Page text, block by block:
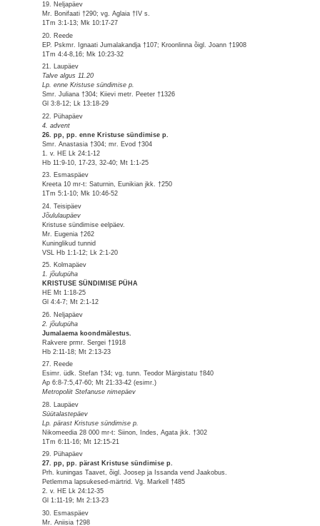
19. Neljapäev
Mr. Bonifaati †290; vg. Aglaia †IV s.
1Tm 3:1-13; Mk 10:17-27
20. Reede
EP. Pskmr. Ignaati Jumalakandja †107; Kroonlinna õigl. Joann †1908
1Tm 4:4-8,16; Mk 10:23-32
21. Laupäev
Talve algus 11.20
Lp. enne Kristuse sündimise p.
Smr. Juliana †304; Kiievi metr. Peeter †1326
Gl 3:8-12; Lk 13:18-29
22. Pühapäev
4. advent
26. pp, pp. enne Kristuse sündimise p.
Smr. Anastasia †304; mr. Evod †304
1. v. HE Lk 24:1-12
Hb 11:9-10, 17-23, 32-40; Mt 1:1-25
23. Esmaspäev
Kreeta 10 mr-t: Saturnin, Eunikian jkk. †250
1Tm 5:1-10; Mk 10:46-52
24. Teisipäev
Jõululaupäev
Kristuse sündimise eelpäev.
Mr. Eugenia †262
Kuninglikud tunnid
VSL Hb 1:1-12; Lk 2:1-20
25. Kolmapäev
1. jõulupüha
KRISTUSE SÜNDIMISE PÜHA
HE Mt 1:18-25
Gl 4:4-7; Mt 2:1-12
26. Neljapäev
2. jõulupüha
Jumalaema koondmälestus.
Rakvere prmr. Sergei †1918
Hb 2:11-18; Mt 2:13-23
27. Reede
Esimr. üdk. Stefan †34; vg. tunn. Teodor Märgistatu †840
Ap 6:8-7:5,47-60; Mt 21:33-42 (esimr.)
Metropoliit Stefanuse nimepäev
28. Laupäev
Süütalastepäev
Lp. pärast Kristuse sündimise p.
Nikomeedia 28 000 mr-t: Siinon, Indes, Agata jkk. †302
1Tm 6:11-16; Mt 12:15-21
29. Pühapäev
27. pp, pp. pärast Kristuse sündimise p.
Prh. kuningas Taavet, õigl. Joosep ja Issanda vend Jaakobus.
Petlemma lapsukesed-märtrid. Vg. Markell †485
2. v. HE Lk 24:12-35
Gl 1:11-19; Mt 2:13-23
30. Esmaspäev
Mr. Aniisia †298